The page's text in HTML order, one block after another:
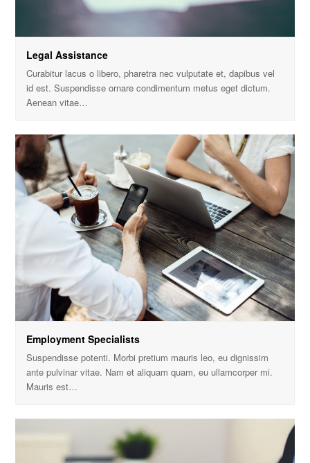
Legal Assistance
Curabitur lacus o libero, pharetra nec vulputate et, dapibus vel
id est. Suspendisse ornare condimentum metus eget dictum.
Aenean vitae…
Employment Specialists
Suspendisse potenti. Morbi pretium mauris leo, eu dignissim
ante pulvinar vitae. Nam et aliquam quam, eu ullamcorper mi.
Mauris est…